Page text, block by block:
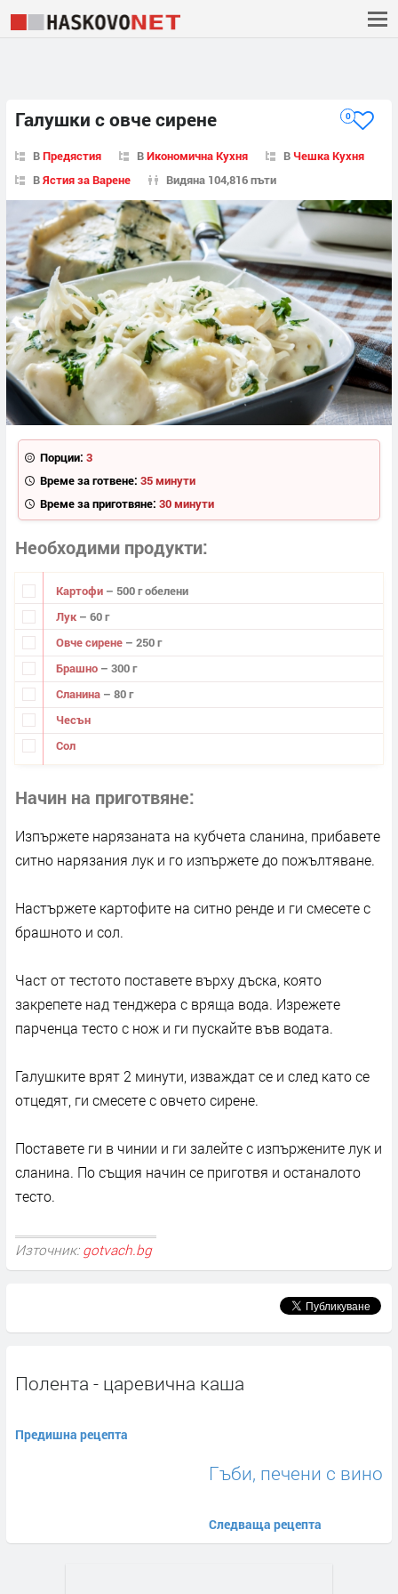
Галушки с овче сирене 0
ВПредястия ВИкономична Кухня ВЧешка Кухня
ВЯстия за Варене Видяна 104,816 пъти
Порции: 3
Време за готвене: 35 минути
Време за приготвяне: 30 минути
Необходими продукти
Картофи – 500 г обелени
Лук – 60 г
Овче сирене – 250 г
Брашно – 300 г
Сланина – 80 г
Чесън
Сол
Начин на приготвяне
Изпържете нарязаната на кубчета сланина, прибавете
ситно нарязания лук и го изпържете до пожълтяване.
Настържете картофите на ситно ренде и ги смесете с
брашното и сол.
Част от тестото поставете върху дъска, която
закрепете над тенджера с вряща вода. Изрежете
парченца тесто с нож и ги пускайте във водата.
Галушките врят 2 минути, изваждат се и след като се
отцедят, ги смесете с овчето сирене.
Поставете ги в чинии и ги залейте с изпържените лук и
сланина. По същия начин се приготвя и останалото
тесто.
Източник: gotvach.bg
Полента - царевична каша
Предишна рецепта
Гъби, печени с вино
Следваща рецепта